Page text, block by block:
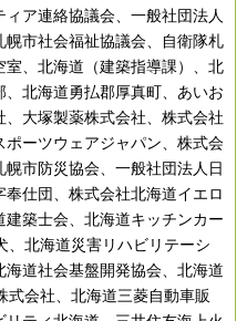
ア連絡協議会、一般社団法人
市社会福祉協議会、自衛隊札
、北海道（建築指導課）、北
北海道勇払郡厚真町、あいお
大塚製薬株式会社、株式会社
ーツウェアジャパン、株式会
市防災協会、一般社団法人日
仕団、株式会社北海道イエロ
築士会、北海道キッチンカー
、北海道災害リハビリテーシ
道社会基盤開発協会、北海道
式会社、北海道三菱自動車販